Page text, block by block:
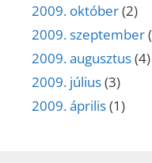
2009. október(2)
2009. szeptember
2009. augusztus(4)
2009. július(3)
2009. április(1)